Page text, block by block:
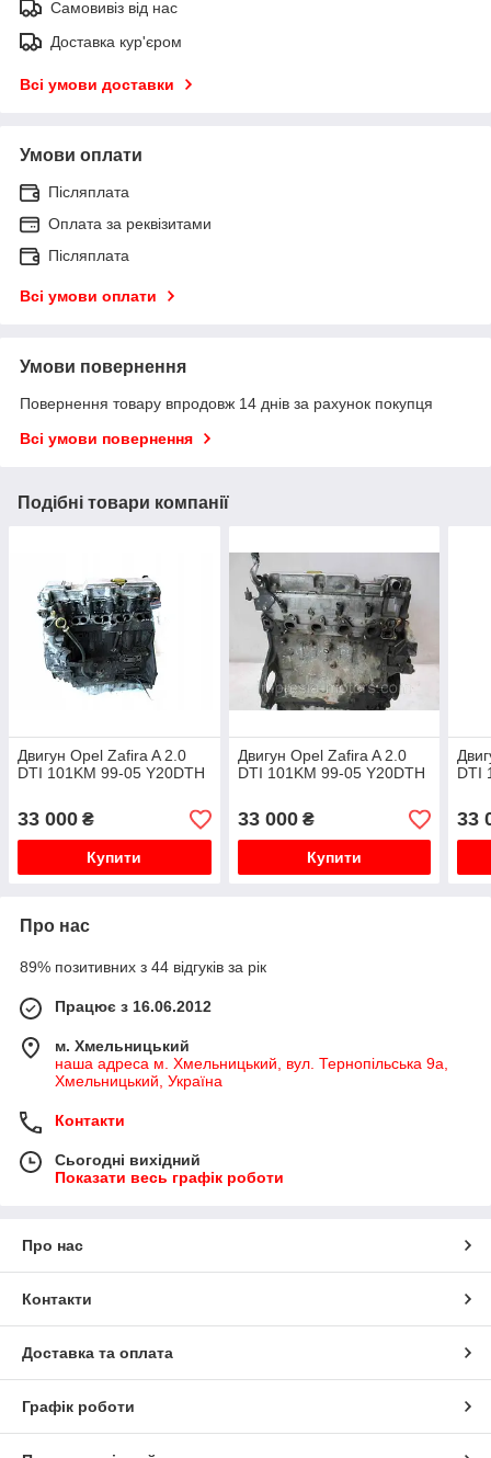
Самовивіз від нас
Доставка кур'єром
Всі умови доставки
Умови оплати
Післяплата
Оплата за реквізитами
Післяплата
Всі умови оплати
Умови повернення
Повернення товару впродовж 14 днів за рахунок покупця
Всі умови повернення
Подібні товари компанії
Двигун Opel Zafira A 2.0
DTI 101KM 99-05 Y20DTH
33 000 ₴
Купити
Двигун Opel Zafira A 2.0
DTI 101KM 99-05 Y20DTH
33 000₴
Купити
DTI
33
Про нас
89% позитивних з 44 відгуків за рік
Працює з 16.06.2012
м. Хмельницький
наша адреса м. Хмельницький, вул. Тернопільська 9а,
Хмельницький, Україна
Контакти
Сьогодні вихідний
Показати весь графік роботи
Про нас
Контакти
Доставка та оплата
Графік роботи